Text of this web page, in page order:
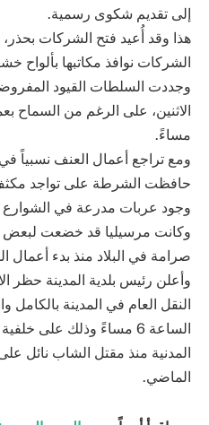
إلى تقديم شكوى رسمية.
هذا وقد أُعيد فتح الشركات
الشركات نوافذ مكاتبها بألواح
وجددت السلطات القيود
مساءً.
ومع تراجع أعمال العنف نسبياً
حافظت الشرطة على تواجد
وجود عربات مدرعة في الشوارع
وكانت مرسيليا قد خضعت لبعض
صرامة في البلاد منذ بدء أعمال
وأعلن رئيس بلدية المدينة حظر
النقل العام في المدينة بالكامل
الساعة 6 مساءً وذلك على
المدنية منذ مقتل الشاب نائل
الماضي.